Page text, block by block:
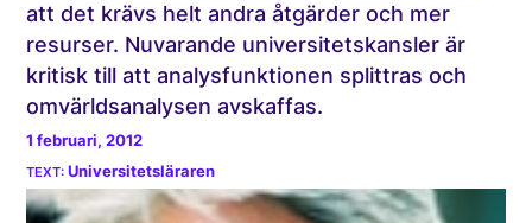
att det krävs helt andra åtgärder och mer
resurser. Nuvarande universitetskansler är
kritisk till att analysfunktionen splittras och
omvärldsanalysen avskaffas.
1 februari, 2012
Universitetsläraren